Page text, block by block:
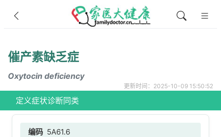
催产素缺乏症
Oxytocin deficiency
更新时间：2025-10-09 15:50:52
定义症状诊断同类
编码 5A61.6